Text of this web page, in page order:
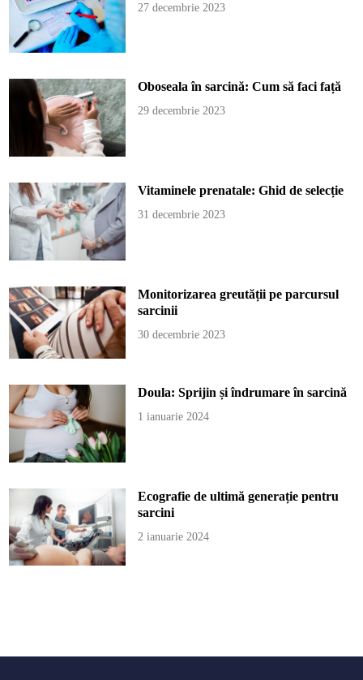
27 decembrie 2023
Oboseala în sarcină: Cum să faci față
29 decembrie 2023
Vitaminele prenatale: Ghid de selecție
31 decembrie 2023
Monitorizarea greutății pe parcursul
sarcinii
30 decembrie 2023
Doula: Sprijin și îndrumare în sarcină
1 ianuarie 2024
Ecografie de ultimă generație pentru
sarcini
2 ianuarie 2024